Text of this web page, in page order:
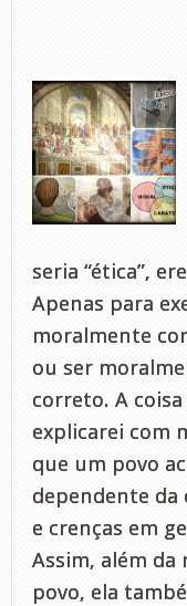
seria “ética”,
Apenas para
moralmente
ou ser
correto. A
explicarei com
que um povo
dependente
e crenças em
Assim, além
povo, ela